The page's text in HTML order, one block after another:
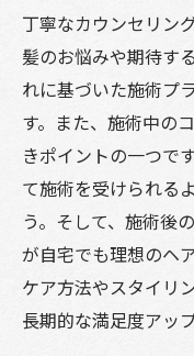
清潔感のあ
プライバシ
季節に応じ
美容室での満
セリングの重
顧客のニー
カウンセリ
顧客の理想
施術前にお
丁寧なカウンセリン
髪のお悩みや期待す
れに基づいた施術プ
す。また、施術中の
きポイントの一つで
て施術を受けられる
う。そして、施術後
が自宅でも理想のヘ
ケア方法やスタイリ
長期的な満足度アッ